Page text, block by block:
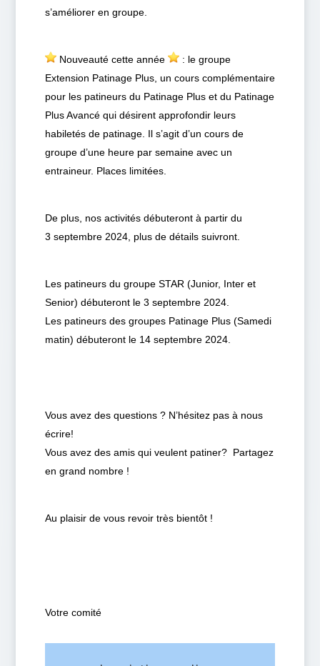
s’améliorer en groupe.
Nouveauté cette année
: le groupe
Extension Patinage Plus, un cours complémentaire
pour les patineurs du Patinage Plus et du Patinage
Plus Avancé qui désirent approfondir leurs
habiletés de patinage. Il s’agit d’un cours de
groupe d’une heure par semaine avec un
entraineur. Places limitées.
De plus, nos activités débuteront à partir du
3 septembre 2024, plus de détails suivront.
Les patineurs du groupe STAR (Junior, Inter et
Senior) débuteront le 3 septembre 2024.
Les patineurs des groupes Patinage Plus (Samedi
matin) débuteront le 14 septembre 2024.
Vous avez des questions ? N’hésitez pas à nous
écrire!
Vous avez des amis qui veulent patiner? Partagez
en grand nombre !
Au plaisir de vous revoir très bientôt !
Votre comité